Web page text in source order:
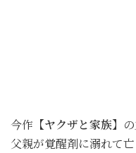
今作 【ヤクザと家族】
父親が覚醒剤に溺れて